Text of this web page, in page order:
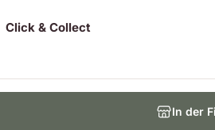
Click & Collect
In der